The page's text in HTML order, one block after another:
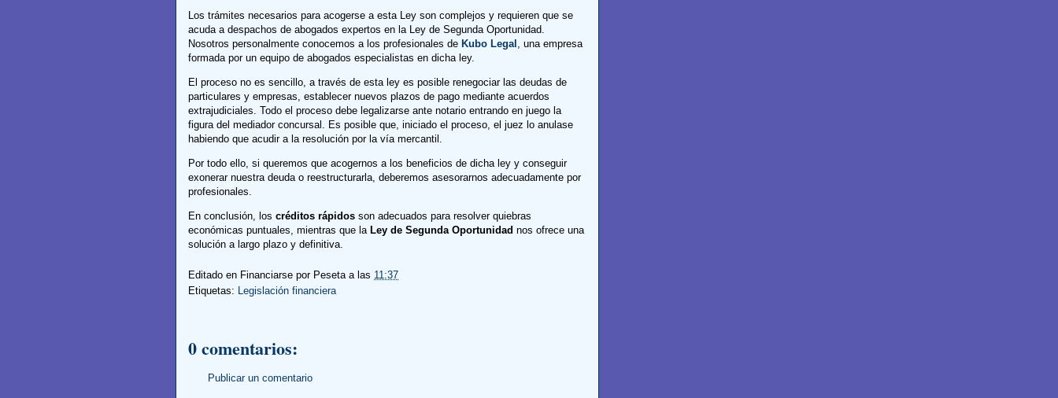
Los trámites necesarios para acogerse a esta Ley son complejos y requieren que se
acuda a despachos de abogados expertos en la Ley de Segunda Oportunidad.
Nosotros personalmente conocemos a los profesionales de Kubo Legal , una empresa
formada por un equipo de abogados especialistas en dicha ley.
El proceso no es sencillo, a través de esta ley es posible renegociar las deudas de
particulares y empresas, establecer nuevos plazos de pago mediante acuerdos
extrajudiciales. Todo el proceso debe legalizarse ante notario entrando en juego la
figura del mediador concursal. Es posible que, iniciado el proceso, el juez lo anulase
habiendo que acudir a la resolución por la vía mercantil.
Por todo ello, si queremos que acogernos a los beneficios de dicha ley y conseguir
exonerar nuestra deuda o reestructurarla, deberemos asesorarnos adecuadamente por
profesionales.
En conclusión, los créditos rápidos son adecuados para resolver quiebras
económicas puntuales, mientras que la Ley de Segunda Oportunidad nos ofrece una
solución a largo plazo y definitiva.
Editado en Financiarse por Peseta a las 11:37
Etiquetas:
Legislación financiera
0 comentarios:
Publicar un comentario